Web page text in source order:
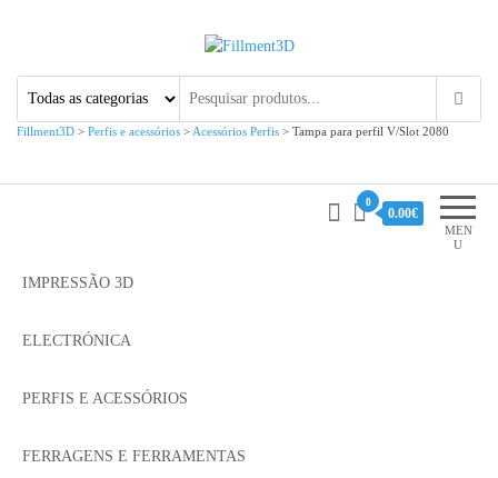
Fillment3D
Fillment3D > Perfis e acessórios > Acessórios Perfis > Tampa para perfil V/Slot 2080
MEN
U
0
0.00€
IMPRESSÃO 3D
ELECTRÓNICA
PERFIS E ACESSÓRIOS
FERRAGENS E FERRAMENTAS